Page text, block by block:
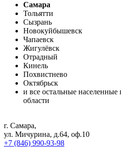
Самара
Тольятти
Сызрань
Новокуйбышевск
Чапаевск
Жигулёвск
Отрадный
Кинель
Похвистнево
Октябрьск
и все остальные
области
г. Самара,
ул. Мичурина, д.64, оф.10
+7 (846) 990-93-98